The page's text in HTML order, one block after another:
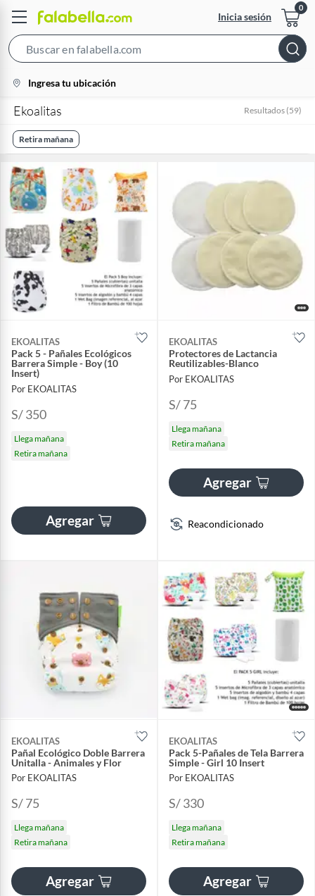
Inicia sesión
Bar
location-
icon
Ingresa tu ubicación
Ekoalitas Resultados (59)
Retira mañana
EKOALITAS
Pack 5 - Pañales Ecológicos
Barrera Simple - Boy (10
Insert)
Por EKOALITAS
S/ 350
Llega mañana
Retira mañana
Agregar
EKOALITAS
Protectores de Lactancia
Reutilizables-Blanco
Por EKOALITAS
S/ 75
Llega mañana
Retira mañana
Agregar
Reacondicionado
EKOALITAS
Pañal Ecológico Doble Barrera
Unitalla - Animales y Flor
Por EKOALITAS
S/ 75
Llega mañana
Retira mañana
Agregar
EKOALITAS
Pack 5-Pañales de Tela Barrera
Simple - Girl 10 Insert
Por EKOALITAS
S/ 330
Llega mañana
Retira mañana
Agregar